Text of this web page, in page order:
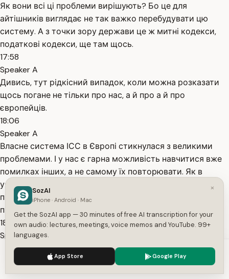
Як вони всі ці проблеми вирішують? Бо це для
айтішників виглядає не так важко перебудувати цю
систему. А з точки зору держави це ж митні кодекси,
податкові кодекси, ще там щось.
17:58
Speaker A
Дивись, тут рідкісний випадок, коли можна розказати
щось погане не тільки про нас, а й про а й про
європейців.
18:06
Speaker A
Власне система ІСС в Європі стикнулася з великими
проблемами. І у нас є гарна можливість навчитися вже
помилках інших, а не самому їх повторювати. Як в
уявленні добрих добрих і, е, щедрих європейців має
працювати ця система? От ви інтернет-магазин
працюєте, наприклад, в
18:32
Speaker A
Китаї, ви призначили собі якогось там посередника, ТОВ
посередник в Німеччині, який технічно подає за вас
документи, спілкується з митницею, там якісь ставить
We use cookies to enhance your experience.
×
SozAI
iPhone · Android · Mac
Get the SozAI app — 30 minutes of free AI transcription for your
own audio: lectures, meetings, voice memos and YouTube. 99+
languages.
App Store Google Play